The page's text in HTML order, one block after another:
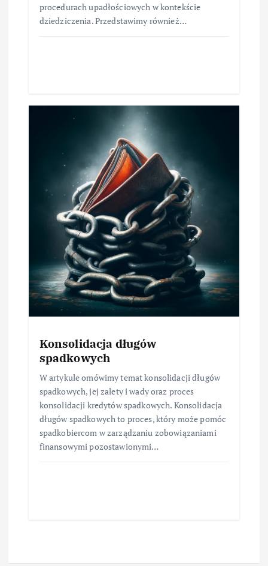
procedurach upadłościowych w kontekście
dziedziczenia. Przedstawimy również…
Konsolidacja długów
spadkowych
W artykule omówimy temat konsolidacji długów
spadkowych, jej zalety i wady oraz proces
konsolidacji kredytów spadkowych. Konsolidacja
długów spadkowych to proces, który może pomóc
spadkobiercom w zarządzaniu zobowiązaniami
finansowymi pozostawionymi…